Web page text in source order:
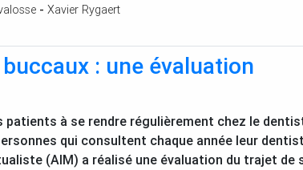
- Xavier Rygaert
: une évaluation
patients à se rendre régulièrement chez le
qui consultent chaque année leur
(AIM) a réalisé une évaluation du trajet de